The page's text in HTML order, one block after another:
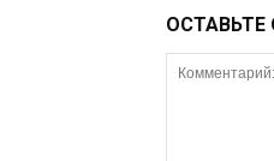
ОСТАВЬТЕ